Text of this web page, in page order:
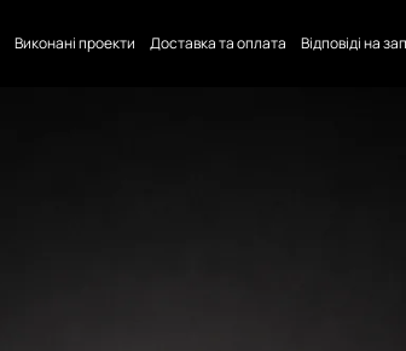
Виконані проекти Доставка та оплата Відповіді на